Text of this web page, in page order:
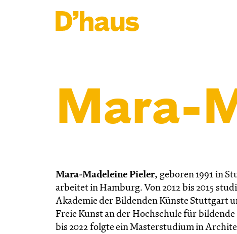
Mara-
Mara-Madeleine Pieler, geboren 1991 in
arbeitet in Hamburg. Von 2012 bis 2015
Akademie der Bildenden Künste Stuttgart
Freie Kunst an der Hochschule für
bis 2022 folgte ein Masterstudium in